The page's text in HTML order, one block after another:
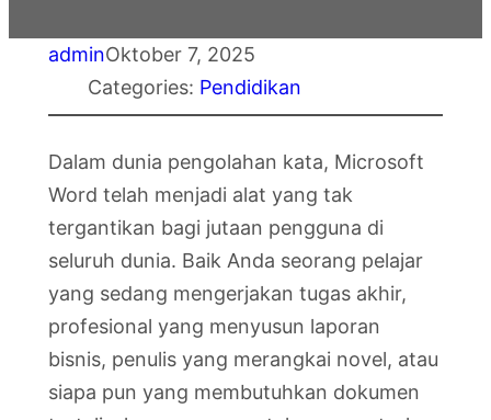
adminOktober 7, 2025
Categories: Pendidikan
Dalam dunia pengolahan kata, Microsoft
Word telah menjadi alat yang tak
tergantikan bagi jutaan pengguna di
seluruh dunia. Baik Anda seorang pelajar
yang sedang mengerjakan tugas akhir,
profesional yang menyusun laporan
bisnis, penulis yang merangkai novel, atau
siapa pun yang membutuhkan dokumen